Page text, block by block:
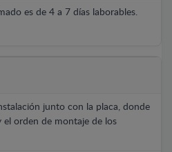
es de 4 a 7 días laborables.
junto con la placa, donde
el orden de montaje de los